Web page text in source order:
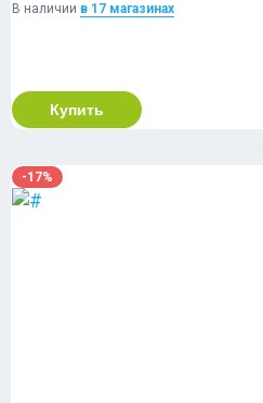
В наличии в 17 магазинах
Купить
-17%